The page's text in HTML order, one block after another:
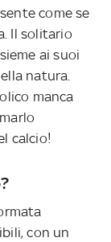
come se
Il solitario
ai suoi
natura.
manca
calcio!
con un